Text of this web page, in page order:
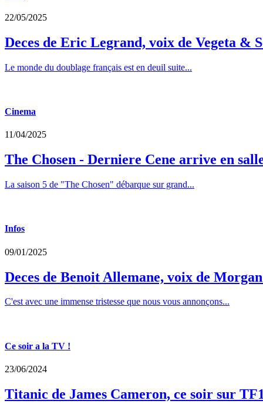
22/05/2025
Deces de Eric Legrand, voix de Vegeta &
Le monde du doublage français est en deuil suite...
Cinema
11/04/2025
The Chosen - Derniere Cene arrive en
La saison 5 de "The Chosen" débarque sur grand...
Infos
09/01/2025
Deces de Benoit Allemane, voix de
C'est avec une immense tristesse que nous vous annonçons...
Ce soir a la TV !
23/06/2024
Titanic de James Cameron, ce soir sur